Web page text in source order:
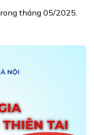
tháng 05/2025.